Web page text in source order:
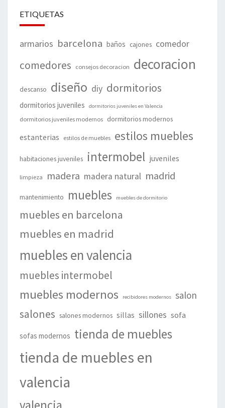
ETIQUETAS
armarios barcelona baños cajones comedor
comedores consejos decoracion decoracion
descanso diseño diy dormitorios
dormitorios juveniles dormitorios juveniles en Valencia
dormitorios juveniles modernos dormitorios modernos
estanterias estilos de muebles estilos muebles
habitaciones juveniles intermobel juveniles
limpieza madera madera natural madrid
mantenimiento muebles muebles de dormitorio
muebles en barcelona
muebles en madrid
muebles en valencia
muebles intermobel
muebles modernos recibidores modernos salon
salones salones modernos sillas sillones sofa
sofas modernos tienda de muebles
tienda de muebles en
valencia